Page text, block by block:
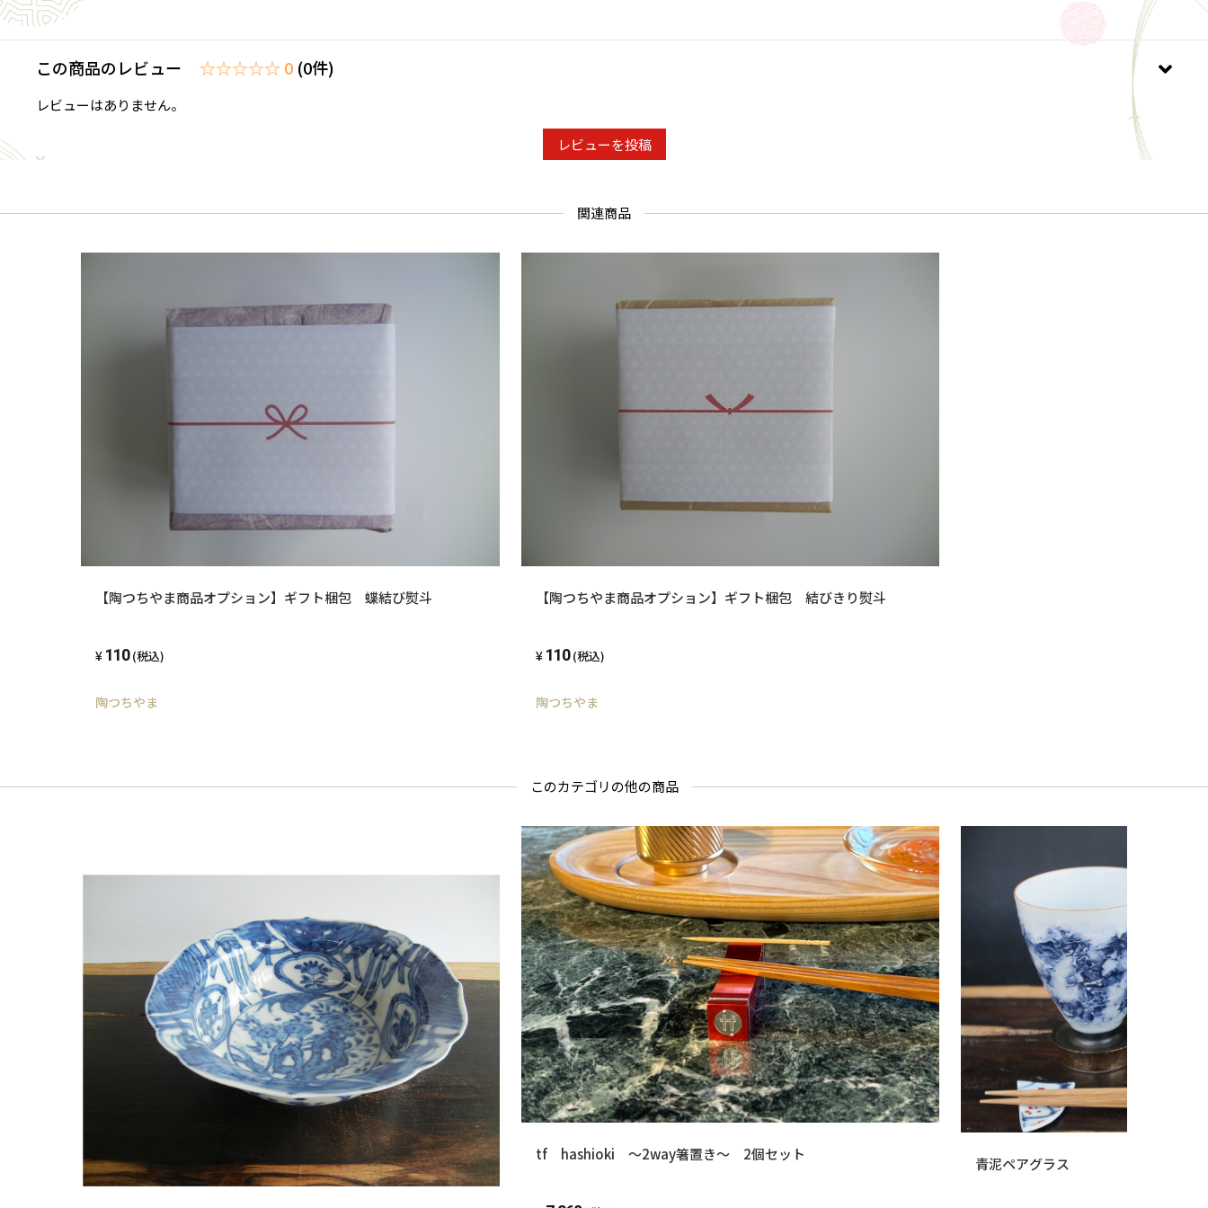
この商品のレビュー ☆☆☆☆☆ 0 (0件)
レビューはありません。
レビューを投稿
関連商品
【陶つちやま商品オプション】ギフト梱包 蝶結び熨斗
110(税込)
陶つちやま
【陶つちやま商品オプション】ギフト梱包 結びきり熨斗
110 (税込)
陶つちやま
このカテゴリの他の商品
tf hashioki ～2way箸置き～ 2個セット
青泥ペアグラス